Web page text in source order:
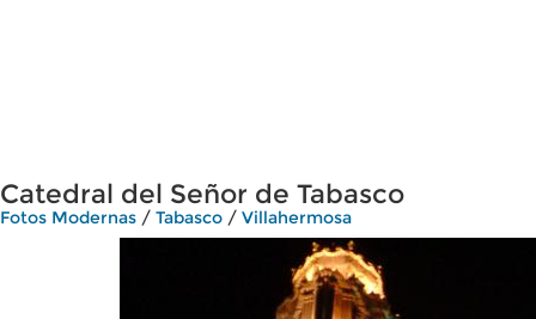
Catedral del Señor de Tabasco
Fotos Modernas / Tabasco / Villahermosa